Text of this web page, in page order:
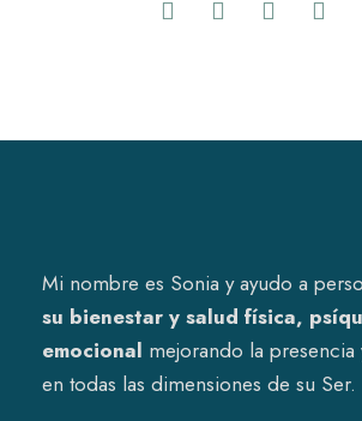
Mi nombre es Sonia y ayudo a
su bienestar y salud física,
emocional mejorando la
en todas las dimensiones de su Ser.